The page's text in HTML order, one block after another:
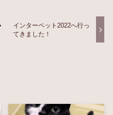
インターペット2022へ行っ
てきました！